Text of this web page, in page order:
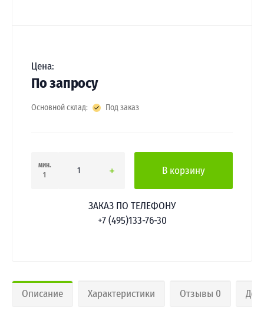
Цена:
По запросу
Основной склад: Под заказ
мин.
1
В корзину
ЗАКАЗ ПО ТЕЛЕФОНУ
+7 (495)133-76-30
Описание Характеристики Отзывы 0